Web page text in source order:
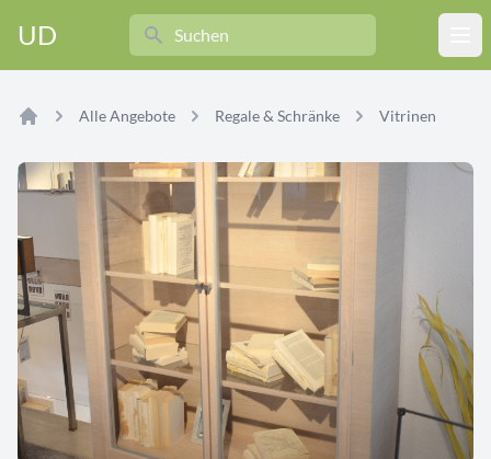
UD
Search
Alle Angebote Regale & Schränke Vitrinen